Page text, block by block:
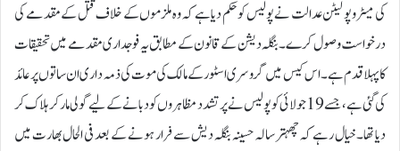
کی میٹروپولیٹن عدالت نے پولیس کو حکم دیا ہے کہ وہ ملزموں کے خلاف قتل کے مقدمے کی
درخواست وصول کرے۔بنگلہ دیشن کے قانون کے مطابق یہ فوجداری مقدمے میں تحقیقات
کا پہلا قدم ہے۔اس کیس میں گروسری اسٹور کے مالک کی موت کی ذمہ داری ان ساتوں پر عائد
کی گئی ہے، جسے 19 جولائی کو پولیس نے پرتشدد مظاہروں کو دبانے کے لیے گولی مار کر ہلاک کر
دیا تھا۔خیال رہے کہ چھہتر سالہ حسینہ بنگلہ دیش سے فرار ہونے کے بعد فی الحال بھارت میں